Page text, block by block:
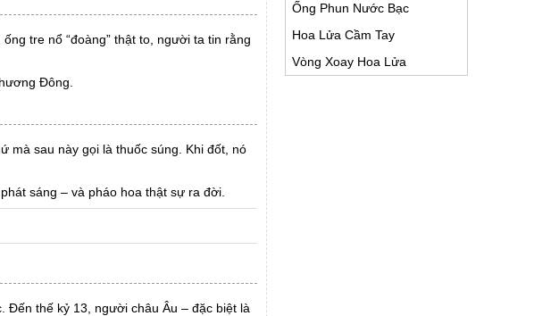
tre nổ “đoàng” thật to, người ta tin rằng
Đông.
mà sau này gọi là thuốc súng. Khi đốt, nó
sáng – và pháo hoa thật sự ra đời.
Đến thế kỷ 13, người châu Âu – đặc biệt là
Ống Phun Nước Bạc
Hoa Lửa Cầm Tay
Vòng Xoay Hoa Lửa